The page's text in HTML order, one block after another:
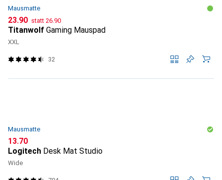
Mausmatte
CHF
23.90 statt CHF
26.90
Titanwolf Gaming Mauspad
XXL
32
Mausmatte
CHF
13.70
Logitech Desk Mat Studio
Wide